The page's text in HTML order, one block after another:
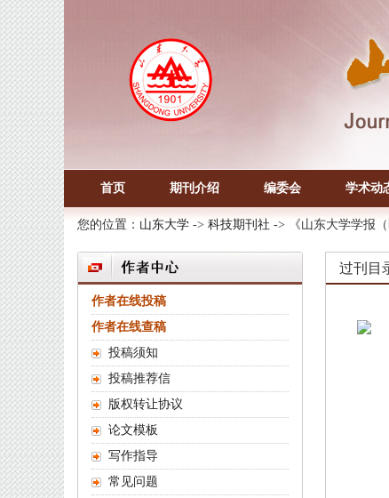
首页 期刊介绍 编委会 学术动
您的位置： 山东大学 -> 科技期刊社 -> 《山东大学学报（
作者在线投稿
作者在线查稿
投稿须知
投稿推荐信
版权转让协议
论文模板
写作指导
常见问题
过刊目